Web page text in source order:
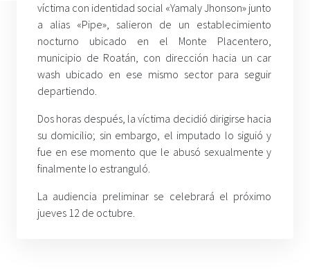
víctima con identidad social «Yamaly Jhonson» junto
a alias «Pipe», salieron de un establecimiento
nocturno ubicado en el Monte Placentero,
municipio de Roatán, con dirección hacia un car
wash ubicado en ese mismo sector para seguir
departiendo.
Dos horas después, la víctima decidió dirigirse hacia
su domicilio; sin embargo, el imputado lo siguió y
fue en ese momento que le abusó sexualmente y
finalmente lo estranguló.
La audiencia preliminar se celebrará el próximo
jueves 12 de octubre.